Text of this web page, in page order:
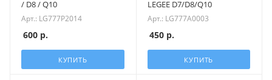
/ D8 / Q10
Арт.: LG777P2014
600 р.
КУПИТЬ
LEGEE D7/D8/Q10
Арт.: LG777A0003
450р.
КУПИТЬ